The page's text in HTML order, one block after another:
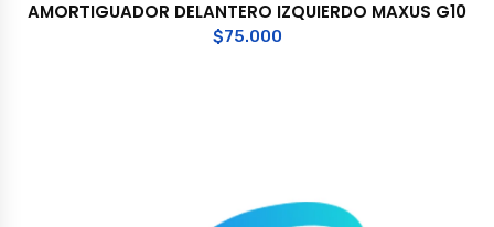
AMORTIGUADOR DELANTERO IZQUIERDO MAXUS G10
$75.000